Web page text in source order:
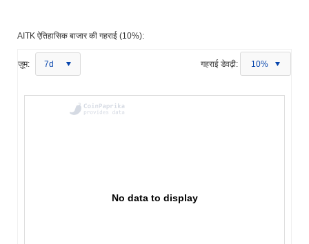
AITK ऐतिहासिक बाजार की गहराई (10%):
ज़ूम: 7d गहराई डेवढ़ी: 10%
No data to display